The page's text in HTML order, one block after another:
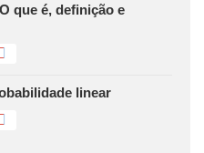
que é, definição e
linear